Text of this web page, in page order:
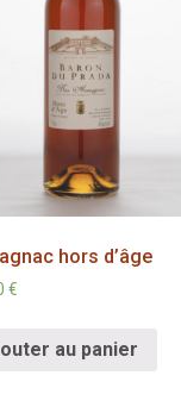
hors d’âge
€
au panier